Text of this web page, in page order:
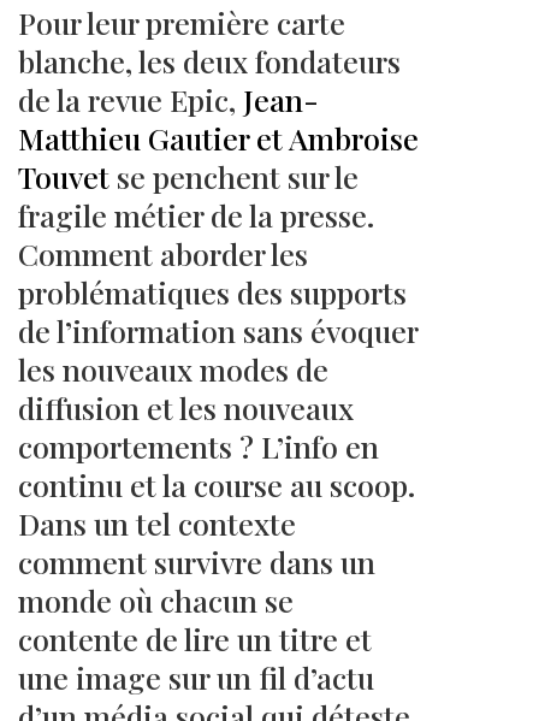
Pour leur première carte
blanche, les deux fondateurs
de la revue Epic, Jean-
Matthieu Gautier et Ambroise
Touvet se penchent sur le
fragile métier de la presse.
Comment aborder les
problématiques des supports
de l’information sans évoquer
les nouveaux modes de
diffusion et les nouveaux
comportements ? L’info en
continu et la course au scoop.
Dans un tel contexte
comment survivre dans un
monde où chacun se
contente de lire un titre et
une image sur un fil d’actu